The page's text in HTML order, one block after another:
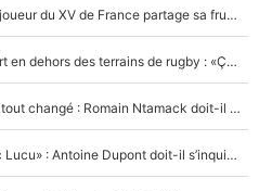
Mis de côté par Fabien Galthié, un joueur du XV de France partage sa frustration : «ils ne me l’ont pas dit tout de suite»
La raison d'être de Matthieu Jalibert en dehors des terrains de rugby : «Ça m'atteint autant que si tu touches à un membre de ma famille»
XV de France - Matthieu Jalibert a tout changé : Romain Ntamack doit-il s’inquiéter pour sa place à un an de la Coupe du monde ?
«Le XV de France est meilleur avec Lucu» : Antoine Dupont doit-il s’inquiéter pour sa place ?